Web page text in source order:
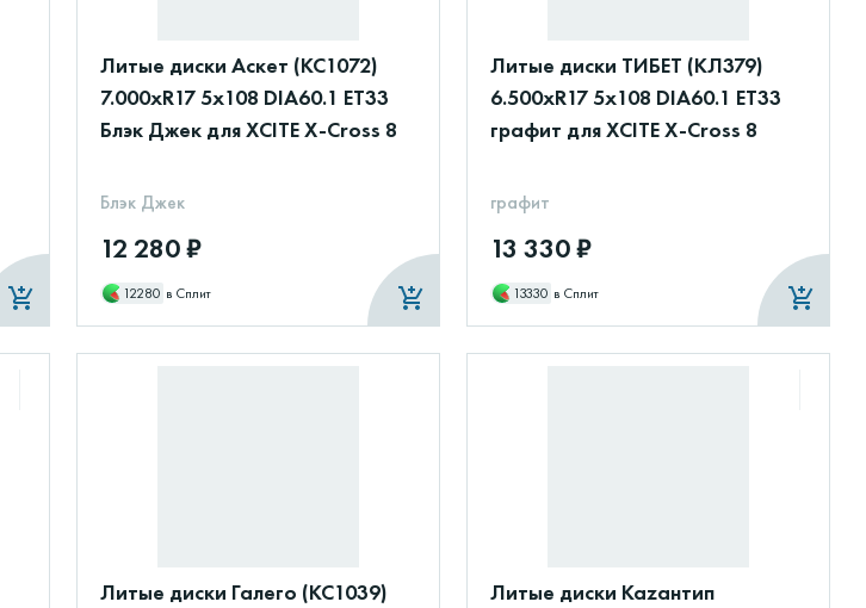
Литые диски Аскет (КС1072)
7.000xR17 5x108 DIA60.1 ET33
Блэк Джек для XCITE X-Cross 8
Блэк Джек
12 280 ₽
12280 в Сплит
Литые диски ТИБЕТ (КЛ379)
6.500xR17 5x108 DIA60.1 ET33
графит для XCITE X-Cross 8
графит
13 330 ₽
13330 в Сплит
Литые диски Галего (КС1039)
Литые диски Каzантип